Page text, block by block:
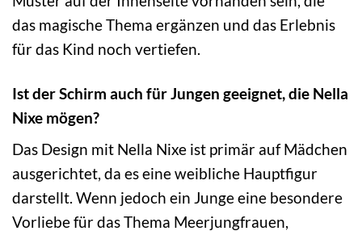
das magische Thema ergänzen und das Erlebnis
für das Kind noch vertiefen.
Ist der Schirm auch für Jungen geeignet, die Nella
Nixe mögen?
Das Design mit Nella Nixe ist primär auf Mädchen
ausgerichtet, da es eine weibliche Hauptfigur
darstellt. Wenn jedoch ein Junge eine besondere
Vorliebe für das Thema Meerjungfrauen,